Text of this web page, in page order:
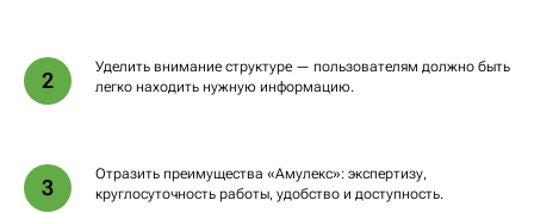
2
Уделить внимание структуре — пользователям должно быть
легко находить нужную информацию.
3
Отразить преимущества «Амулекс»: экспертизу,
круглосуточность работы, удобство и доступность.